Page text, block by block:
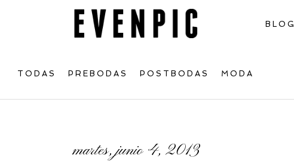
BLOG
TODAS PREBODAS POSTBODAS MODA
martes, junio 4, 2013